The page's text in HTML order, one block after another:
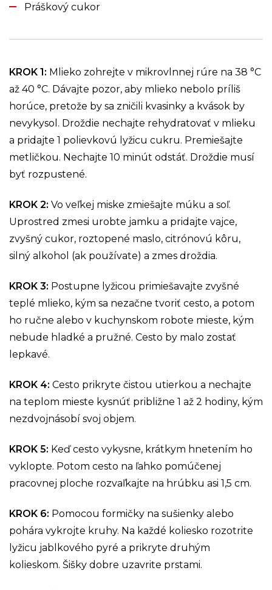
Práškový cukor
KROK 1: Mlieko zohrejte v mikrovlnnej rúre na 38 °C
až 40 °C. Dávajte pozor, aby mlieko nebolo príliš
horúce, pretože by sa zničili kvasinky a kvások by
nevykysol. Droždie nechajte rehydratovať v mlieku
a pridajte 1 polievkovú lyžicu cukru. Premiešajte
metličkou. Nechajte 10 minút odstáť. Droždie musí
byť rozpustené.
KROK 2: Vo veľkej miske zmiešajte múku a soľ.
Uprostred zmesi urobte jamku a pridajte vajce,
zvyšný cukor, roztopené maslo, citrónovú kôru,
silný alkohol (ak používate) a zmes droždia.
KROK 3: Postupne lyžicou primiešavajte zvyšné
teplé mlieko, kým sa nezačne tvoriť cesto, a potom
ho ručne alebo v kuchynskom robote mieste, kým
nebude hladké a pružné. Cesto by malo zostať
lepkavé.
KROK 4: Cesto prikryte čistou utierkou a nechajte
na teplom mieste kysnúť približne 1 až 2 hodiny, kým
nezdvojnásobí svoj objem.
KROK 5: Keď cesto vykysne, krátkym hnetením ho
vyklopte. Potom cesto na ľahko pomúčenej
pracovnej ploche rozvaľkajte na hrúbku asi 1,5 cm.
KROK 6: Pomocou formičky na sušienky alebo
pohára vykrojte kruhy. Na každé koliesko rozotrite
lyžicu jablkového pyré a prikryte druhým
kolieskom. Šišky dobre uzavrite prstami.